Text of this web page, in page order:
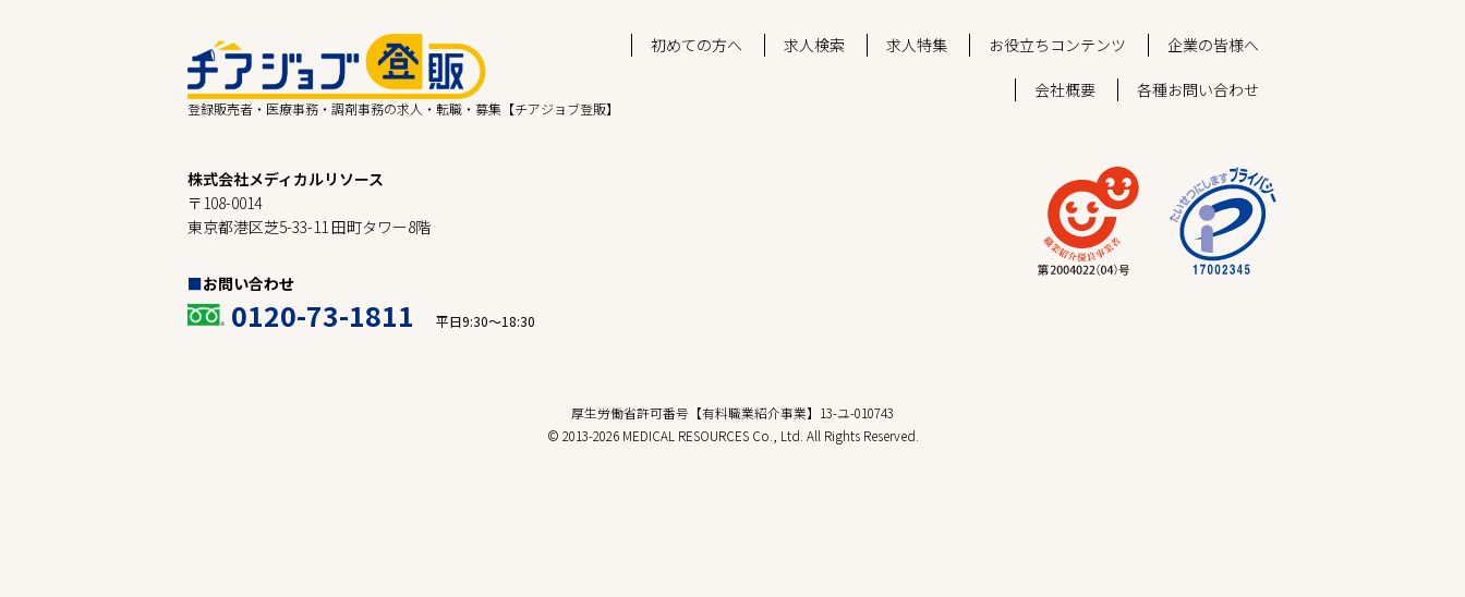
登録販売者・医療事務・調剤事務の求人・転職・募集【チアジョブ登販】
初めての方へ 求人検索 求人特集 お役立ちコンテンツ 企業の皆様へ
会社概要 各種お問い合わせ
株式会社メディカルリソース
〒108-0014
東京都港区芝5-33-11 田町タワー8階
お問い合わせ
0120-73-1811 平日9:30〜18:30
厚生労働省許可番号【有料職業紹介事業】13-ユ-010743
© 2013-2026 MEDICAL RESOURCES Co., Ltd. All Rights Reserved.